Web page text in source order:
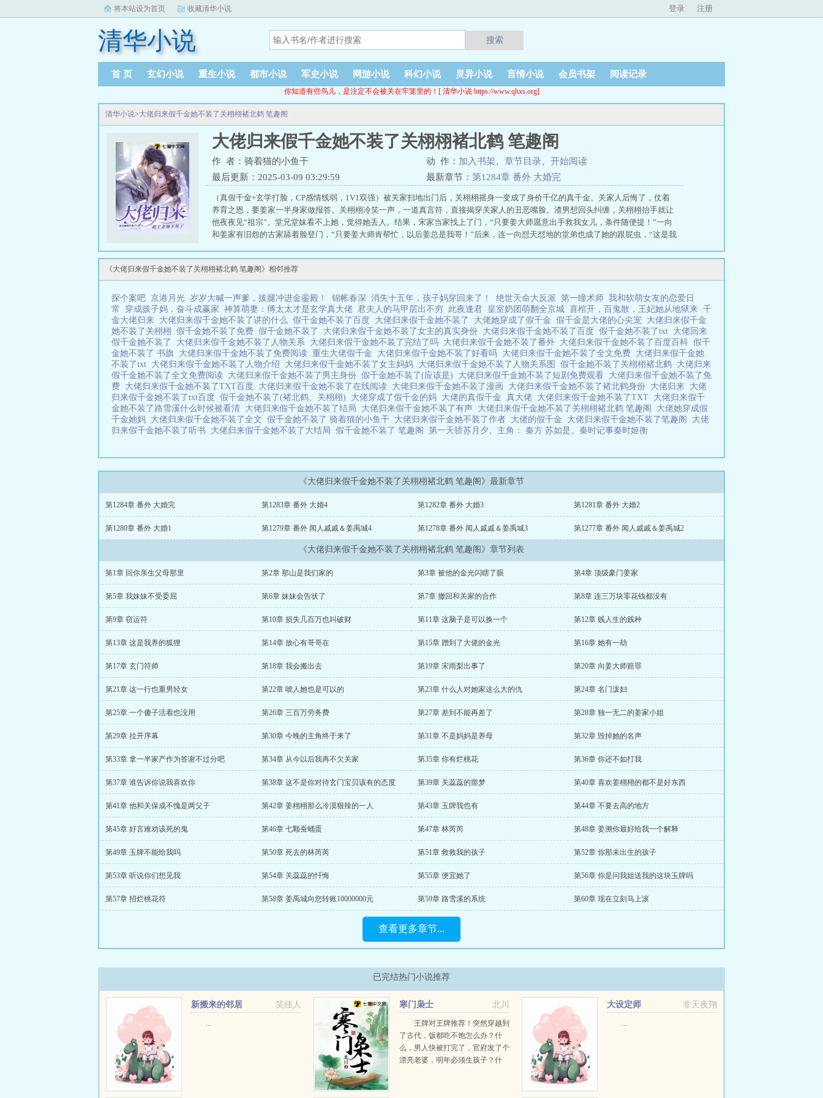
将本站设为首页 收藏清华小说 登录 注册
清华小说 搜索
首 页 玄幻小说 重生小说 都市小说 军史小说 网游小说 科幻小说 灵异小说 言情小说 会员书架 阅读记录
你知道有些鸟儿，是注定不会被关在牢笼里的！[ 清华小说 https://www.qhxs.org]
清华小说>大佬归来假千金她不装了关栩栩褚北鹤 笔趣阁
大佬归来假千金她不装了关栩栩褚北鹤 笔趣阁
作 者：骑着猫的小鱼干 动 作： 加入书架 章节目录
开始阅读
最后更新：2025-03-09 03:29:59
最新章节： 第1284章 番外 大婚完
（真假千金+玄学打脸，CP感情线弱，1V1双强）被关家扫地出门后，关栩栩摇身一变成了身价千亿的真千金。关家人后悔了，仗着
养育之恩，要姜家一半身家做报答。关栩栩冷笑一声，一道真言符，直接揭穿关家人的丑恶嘴脸。渣男想回头纠缠，关栩栩抬手就让
他夜夜见“祖宗”。堂兄堂妹看不上她，觉得她丢人。结果，宋家当家找上了门，“只要姜大师愿意出手救我女儿，条件随便提！”一向
和姜家有旧怨的古家舔着脸登门，“只要姜大师肯帮忙，以后姜总是我哥！”后来，连一向怼天怼地的堂弟也成了她的跟屁虫，“这是我
大腿。关栩栩表示，“我好忙。”褚·金大腿·北鹤主动分担压力：“不用追，已经是你的了。”《你好种地少年2》十个勤天飙演技名场面
出处，李耕耘爱看的热门霸总文 大佬归来，假千金她不装了
《大佬归来假千金她不装了关栩栩褚北鹤 笔趣阁》相邻推荐
探个案吧 京港月光 岁岁大喊一声爹，拔腿冲进金銮殿！ 锦帐春深 消失十五年，孩子妈穿回来了！ 绝世天命大反派 第一瞳术师 我和软萌女友的恋爱日
常
穿成孩子妈，奋斗成赢家 神算萌妻：傅太太才是玄学真大佬 君夫人的马甲层出不穷 此夜逢君 皇室奶团萌翻全京城 喜棺开，百鬼散，王妃她从地狱来 千
金大佬归来 大佬归来假千金她不装了讲的什么 假千金她不装了百度 大佬归来假千金她不装了 大佬她穿成了假千金 假千金是大佬的心尖宠 大佬归来假千金
她不装了关栩栩 假千金她不装了免费 假千金她不装了 大佬归来假千金她不装了女主的真实身份 大佬归来假千金她不装了百度 假千金她不装了txt 大佬回来
假千金她不装了 大佬归来假千金她不装了人物关系 大佬归来假千金她不装了完结了吗 大佬归来假千金她不装了番外 大佬归来假千金她不装了百度百科 假千
金她不装了 书旗 大佬归来假千金她不装了免费阅读 重生大佬假千金 大佬归来假千金她不装了好看吗 大佬归来假千金她不装了全文免费 大佬归来假千金她
不装了txt 大佬归来假千金她不装了人物介绍 大佬归来假千金她不装了女主妈妈 大佬归来假千金她不装了人物关系图 假千金她不装了关栩栩褚北鹤 大佬归来
假千金她不装了全文免费阅读 大佬归来假千金她不装了男主身份 假千金她不装了(应该是) 大佬归来假千金她不装了短剧免费观看 大佬归来假千金她不装了免
费 大佬归来假千金她不装了TXT百度 大佬归来假千金她不装了在线阅读 大佬归来假千金她不装了漫画 大佬归来假千金她不装了褚北鹤身份 大佬归来 大佬
归来假千金她不装了txt百度 假千金她不装了(褚北鹤、关栩栩) 大佬穿成了假千金的妈 大佬的真假千金 真大佬 大佬归来假千金她不装了TXT 大佬归来假千
金她不装了路雪溪什么时候被看清 大佬归来假千金她不装了结局 大佬归来假千金她不装了有声 大佬归来假千金她不装了关栩栩褚北鹤 笔趣阁 大佬她穿成假
千金她妈 大佬归来假千金她不装了全文 假千金她不装了 骑着猫的小鱼干 大佬归来假千金她不装了作者 大佬的假千金 大佬归来假千金她不装了笔趣阁 大佬
归来假千金她不装了听书 大佬归来假千金她不装了大结局 假千金她不装了 笔趣阁 第一天骄苏月夕、 主角： 秦方 苏如是、 秦时记事秦时姬衡
《大佬归来假千金她不装了关栩栩褚北鹤 笔趣阁》最新章节
第1284章 番外 大婚完 第1283章 番外 大婚4 第1282章 番外 大婚3 第1281章 番外 大婚2
第1280章 番外 大婚1 第1279章 番外 闻人戚戚＆姜禹城4 第1278章 番外 闻人戚戚＆姜禹城3 第1277章 番外 闻人戚戚＆姜禹城2
《大佬归来假千金她不装了关栩栩褚北鹤 笔趣阁》章节列表
第1章 回你亲生父母那里 第2章 那山是我们家的 第3章 被他的金光闪瞎了眼 第4章 顶级豪门姜家
第5章 我妹妹不受委屈 第6章 妹妹会告状了 第7章 撤回和关家的合作 第8章 连三万块零花钱都没有
第9章 窃运符 第10章 损失几百万也叫破财 第11章 这脑子是可以换一个 第12章 贱人生的贱种
第13章 这是我养的狐狸 第14章 放心有哥哥在 第15章 蹭到了大佬的金光 第16章 她有一劫
第17章 玄门符师 第18章 我会搬出去 第19章 宋雨梨出事了 第20章 向姜大师赔罪
第21章 这一行也重男轻女 第22章 唬人她也是可以的 第23章 什么人对她家这么大的仇 第24章 名门泼妇
第25章 一个傻子活着也没用 第26章 三百万劳务费 第27章 差到不能再差了 第28章 独一无二的姜家小姐
第29章 拉开序幕 第30章 今晚的主角终于来了 第31章 不是妈妈是养母 第32章 毁掉她的名声
第33章 拿一半家产作为答谢不过分吧 第34章 从今以后我再不欠关家 第35章 你有烂桃花 第36章 你还不如打我
第37章 谁告诉你说我喜欢你 第38章 这不是你对待玄门宝贝该有的态度 第39章 关蕊蕊的噩梦 第40章 喜欢姜栩栩的都不是好东西
第41章 他和关保成不愧是两父子 第42章 姜栩栩那么冷漠狠辣的一人 第43章 玉牌我也有 第44章 不要去高的地方
第45章 好言难劝该死的鬼 第46章 七颗蚕蛹蛋 第47章 林芮芮 第48章 姜溯你最好给我一个解释
第49章 玉牌不能给我吗 第50章 死去的林芮芮 第51章 救救我的孩子 第52章 你那未出生的孩子
第53章 听说你们想见我 第54章 关蕊蕊的忏悔 第55章 便宜她了 第56章 你是问我姐送我的这块玉牌吗
第57章 招烂桃花符 第58章 姜禹城向您转账10000000元 第59章 路雪溪的系统 第60章 现在立刻马上滚
查看更多章节...
已完结热门小说推荐
笑佳人
新搬来的邻居
...
北川
寒门枭士
王牌对王牌推荐！突然穿越到
了古代，饭都吃不饱怎么办？什
么，男人快被打完了，官府发了个
漂亮老婆，明年必须生孩子？什
非天夜翔
大设定师
...